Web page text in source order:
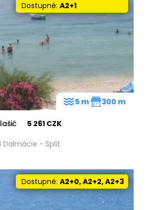
Dostupné: A2+1
5 261 CZK
Dalmácie - Split
5 m 300 m
Dostupné: A2+0, A2+2, A2+3